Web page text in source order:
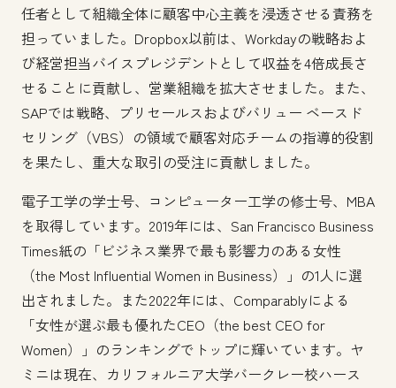
任者として組織全体に顧客中心主義を浸透させる責務を
担っていました。Dropbox以前は、Workdayの戦略およ
び経営担当バイスプレジデントとして収益を4倍成長さ
せることに貢献し、営業組織を拡大させました。また、
SAPでは戦略、プリセールスおよびバリュー ベースド
セリング（VBS）の領域で顧客対応チームの指導的役割
を果たし、重大な取引の受注に貢献しました。
電子工学の学士号、コンピューター工学の修士号、MBA
を取得しています。2019年には、San Francisco Business
Times紙の「ビジネス業界で最も影響力のある女性
（the Most Influential Women in Business）」の1人に選
出されました。また2022年には、Comparablyによる
「女性が選ぶ最も優れたCEO（the best CEO for
Women）」のランキングでトップに輝いています。ヤ
ミニは現在、カリフォルニア大学バークレー校ハース